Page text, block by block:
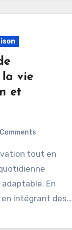
la vie
et
En
intégrant des…